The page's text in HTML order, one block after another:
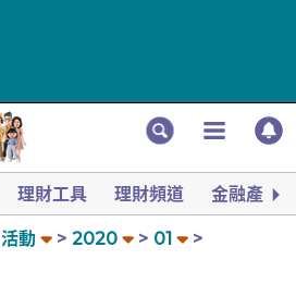
理財工具 理財頻道 金融產品
活動 2020
01